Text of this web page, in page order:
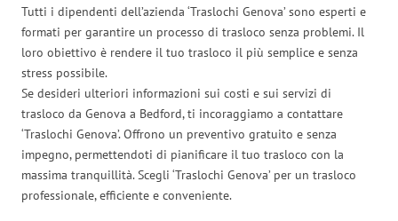
Tutti i dipendenti dell’azienda ‘Traslochi Genova’ sono esperti e
formati per garantire un processo di trasloco senza problemi. Il
loro obiettivo è rendere il tuo trasloco il più semplice e senza
stress possibile.
Se desideri ulteriori informazioni sui costi e sui servizi di
trasloco da Genova a Bedford, ti incoraggiamo a contattare
‘Traslochi Genova’. Offrono un preventivo gratuito e senza
impegno, permettendoti di pianificare il tuo trasloco con la
massima tranquillità. Scegli ‘Traslochi Genova’ per un trasloco
professionale, efficiente e conveniente.